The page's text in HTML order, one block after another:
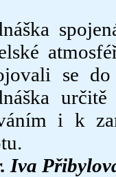
se
i k
Iva